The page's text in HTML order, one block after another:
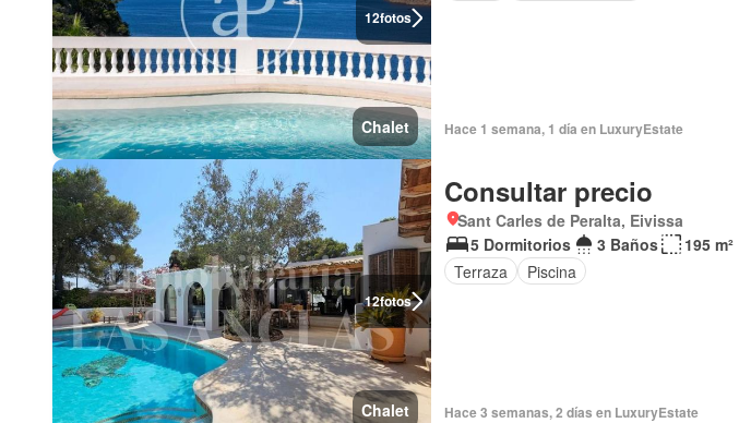
12fotos
Chalet Hace 1 semana, 1 día en LuxuryEstate
12fotos
Chalet
Consultar precio
Sant Carles de Peralta, Eivissa
5 Dormitorios
3 Baños
195 m²
Terraza
Piscina
Hace 3 semanas, 2 días en LuxuryEstate